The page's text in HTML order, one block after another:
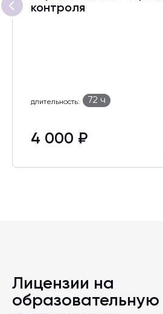
контроля
длительность: 72 ч
4 000 ₽
Лицензии на
образовательную